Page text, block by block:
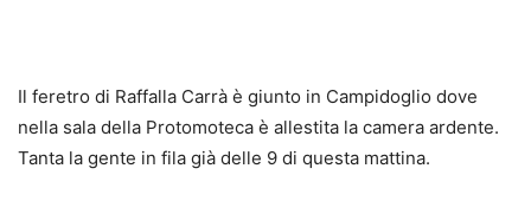
Il feretro di Raffalla Carrà è giunto in Campidoglio dove
nella sala della Protomoteca è allestita la camera ardente.
Tanta la gente in fila già delle 9 di questa mattina.